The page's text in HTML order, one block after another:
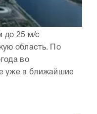
до 25 м/с
область. По
во
уже в ближайшие